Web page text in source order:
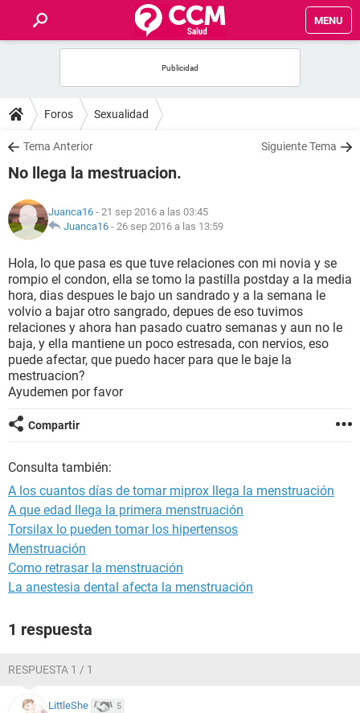
MENU
FOROS
SALUD
FAMILIA
NUTRICIÓN
BIENESTAR
SEXUALIDAD
GLOSARIO
Foros Sexualidad
Tema Anterior Siguiente Tema
No llega la mestruacion.
Juanca16 - 21 sep 2016 a las 03:45
Juanca16 - 26 sep 2016 a las 13:59
Hola, lo que pasa es que tuve relaciones con mi novia y se
rompio el condon, ella se tomo la pastilla postday a la media
hora, dias despues le bajo un sandrado y a la semana le
volvio a bajar otro sangrado, depues de eso tuvimos
relaciones y ahora han pasado cuatro semanas y aun no le
baja, y ella mantiene un poco estresada, con nervios, eso
puede afectar, que puedo hacer para que le baje la
mestruacion?
Ayudemen por favor
Compartir
Consulta también:
A los cuantos días de tomar miprox llega la menstruación
A que edad llega la primera menstruación
Torsilax lo pueden tomar los hipertensos
Menstruación
Como retrasar la menstruación
La anestesia dental afecta la menstruación
1 respuesta
RESPUESTA 1 / 1
LittleShe 5